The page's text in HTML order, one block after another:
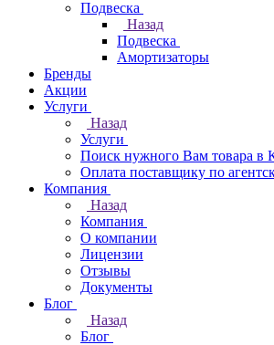
Подвеска
Назад
Подвеска
Амортизаторы
Бренды
Акции
Услуги
Назад
Услуги
Поиск нужного Вам товара в
Оплата поставщику по
Компания
Назад
Компания
О компании
Лицензии
Отзывы
Документы
Блог
Назад
Блог